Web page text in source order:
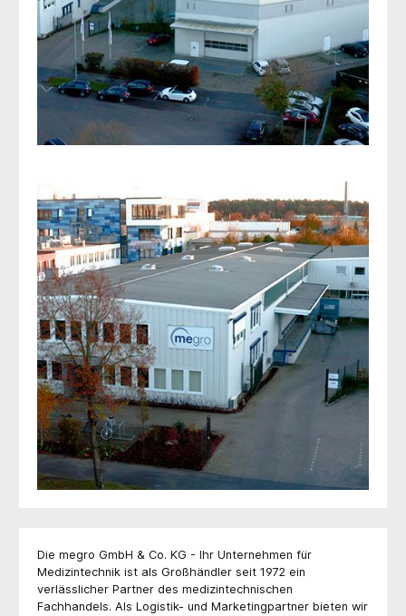
Die megro GmbH & Co. KG - Ihr Unternehmen für
Medizintechnik ist als Großhändler seit 1972 ein
verlässlicher Partner des medizintechnischen
Fachhandels. Als Logistik- und Marketingpartner bieten wir